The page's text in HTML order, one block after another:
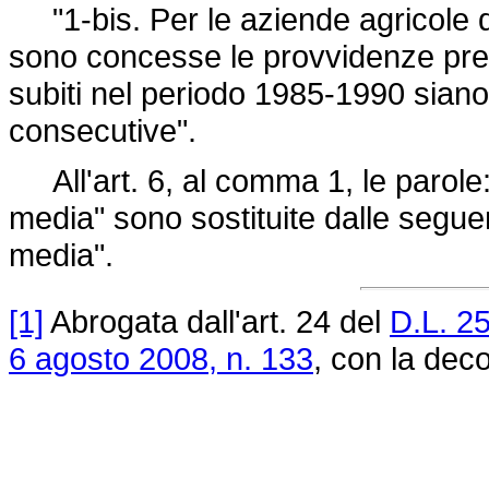
"1-bis. Per le aziende agricole
sono concesse le provvidenze
subiti nel periodo 1985-1990
consecutive".
All'art. 6, al comma 1, le
media" sono sostituite dalle
media".
[1] Abrogata dall'art. 24 del D.L.
6 agosto 2008, n. 133, con la